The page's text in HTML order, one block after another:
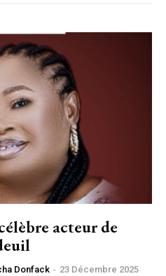
Donfack - 23 Décembre 2025